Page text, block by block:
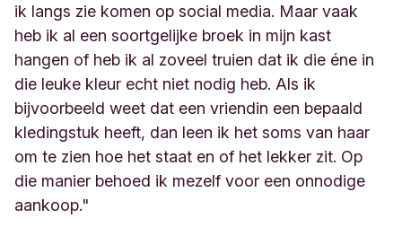
ik langs zie komen op social media. Maar vaak
heb ik al een soortgelijke broek in mijn kast
hangen of heb ik al zoveel truien dat ik die éne in
die leuke kleur echt niet nodig heb. Als ik
bijvoorbeeld weet dat een vriendin een bepaald
kledingstuk heeft, dan leen ik het soms van haar
om te zien hoe het staat en of het lekker zit. Op
die manier behoed ik mezelf voor een onnodige
aankoop."